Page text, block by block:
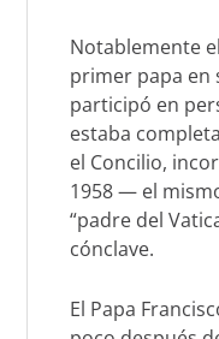
Notablemente
primer papa en
participó en
estaba
el Concilio,
1958 — el
“padre del
cónclave.
El Papa